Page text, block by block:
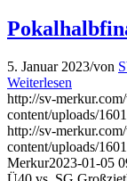
5. Januar 2023/von
Weiterlesen
http://sv-
content/uploads/
http://sv-
content/uploads/
Merkur2023-01-05